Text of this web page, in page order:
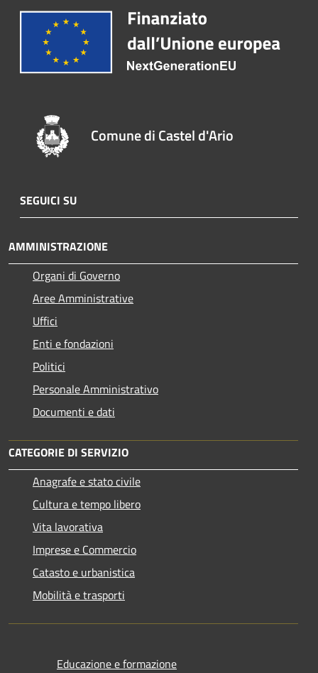
Comune di Castel d'Ario
SEGUICI SU
AMMINISTRAZIONE
Organi di Governo
Aree Amministrative
Uffici
Enti e fondazioni
Politici
Personale Amministrativo
Documenti e dati
CATEGORIE DI SERVIZIO
Anagrafe e stato civile
Cultura e tempo libero
Vita lavorativa
Imprese e Commercio
Catasto e urbanistica
Mobilità e trasporti
Educazione e formazione